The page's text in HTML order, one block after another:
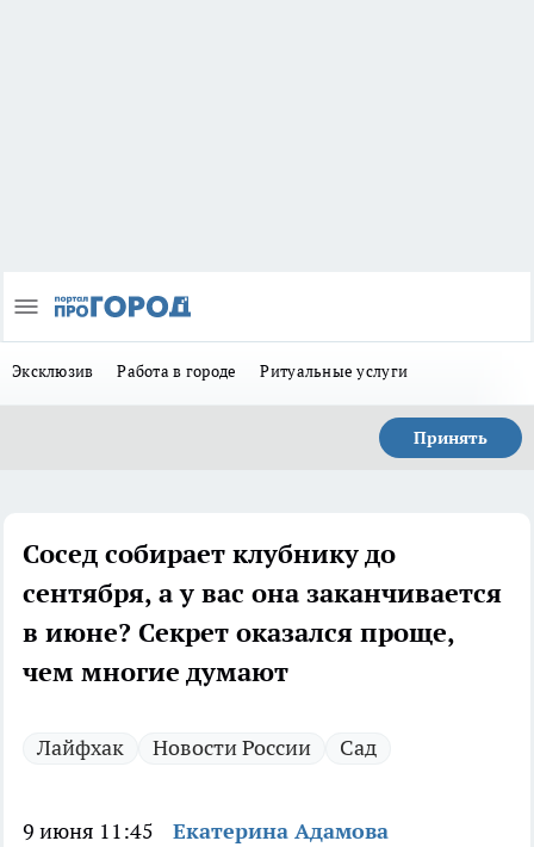
Эксклюзив Работа в городе Ритуальные услуги
Принять
Сосед собирает клубнику до
сентября, а у вас она заканчивается
в июне? Секрет оказался проще,
чем многие думают
Лайфхак Новости России Сад
9 июня 11:45 Екатерина Адамова